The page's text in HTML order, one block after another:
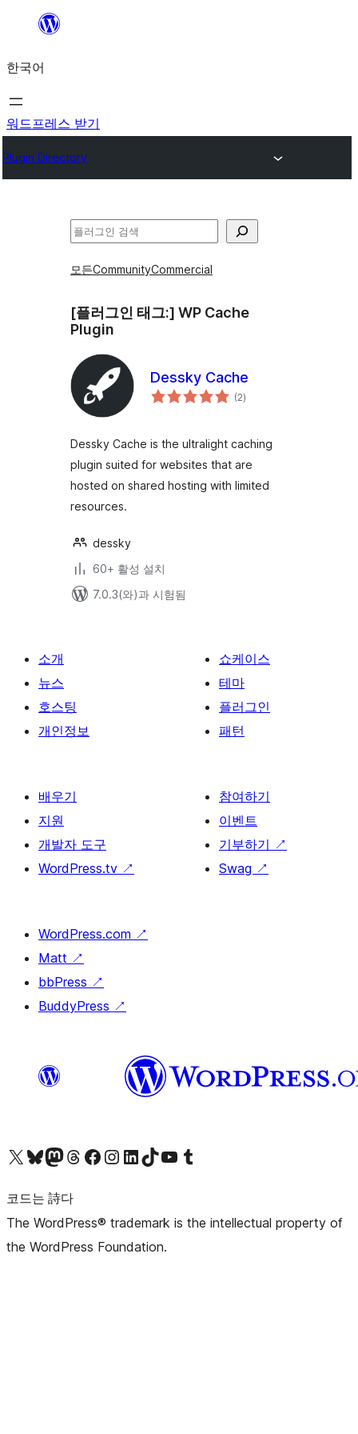
츠
로
바
가
한국어
워드프레스 받기
Plugin Directory
검
모든CommunityCommercial
[플러그인 태그:] WP Cache
Plugin
Dessky Cache
(2전
체)
Dessky Cache is the ultralight caching
plugin suited for websites that are
hosted on shared hosting with limited
resources.
dessky
60+ 활성 설치
7.0.3(와)과 시험됨
소개
뉴스
호스팅
개인정보
쇼케이스
테마
플러그인
패턴
배우기
지원
개발자 도구
WordPress.tv ↗
참여하기
이벤트
기부하기 ↗
Swag ↗
WordPress.com ↗
Matt ↗
bbPress ↗
BuddyPress ↗
X(이전 트위터) 계정 방문하기블루스카이 계정 방문하기마스토돈 계정 방문하기스레드 계정 방문하기 페이스북 페이지 방문하기인스타그램 계정 방문하기 LinkedIn 계정 방문하기틱톡 계정 방문하기유튜브 채널 방문하기 텀블러 계정 방문하기
코드는 詩다
The WordPress® trademark is the intellectual property of
the WordPress Foundation.